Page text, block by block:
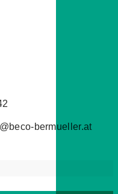
bermueller.at